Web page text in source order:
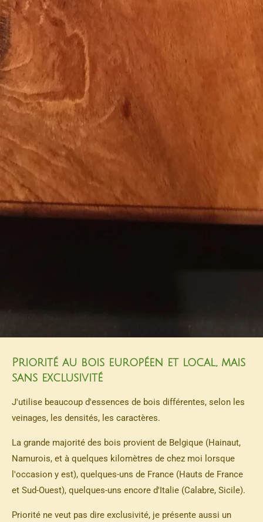
Priorité au bois européen et local, mais
sans exclusivité
J'utilise beaucoup d'essences de bois différentes, selon les
veinages, les densités, les caractères.
La grande majorité des bois provient de Belgique (Hainaut,
Namurois, et à quelques kilomètres de chez moi lorsque
l'occasion y est), quelques-uns de France (Hauts de France
et Sud-Ouest), quelques-uns encore d'Italie (Calabre, Sicile).
Priorité ne veut pas dire exclusivité, je présente aussi un